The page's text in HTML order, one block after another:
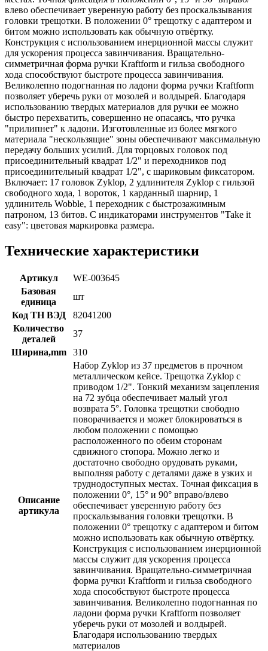
влево обеспечивает уверенную работу без проскальзывания
головки трещотки. В положении 0° трещотку с адаптером и
битом можно использовать как обычную отвёртку.
Конструкция с использованием инерционной массы служит
для ускорения процесса завинчивания. Вращательно-
симметричная форма ручки Kraftform и гильза свободного
хода способствуют быстроте процесса завинчивания.
Великолепно подогнанная по ладони форма ручки Kraftform
позволяет уберечь руки от мозолей и волдырей. Благодаря
использованию твердых материалов для ручки ее можно
быстро перехватить, совершенно не опасаясь, что ручка
"прилипнет" к ладони. Изготовленные из более мягкого
материала "нескользящие" зоны обеспечивают максимальную
передачу больших усилий. Для торцовых головок под
присоединительный квадрат 1/2" и переходников под
присоединительный квадрат 1/2", с шариковым фиксатором.
Включает: 17 головок Zyklop, 2 удлинителя Zyklop с гильзой
свободного хода, 1 вороток, 1 карданный шарнир, 1
удлинитель Wobble, 1 переходник с быстрозажимным
патроном, 13 битов. С индикаторами инструментов "Take it
easy": цветовая маркировка размера.
Технические характеристики
Артикул
WE-003645
Базовая
единица
шт
Код ТН ВЭД
82041200
Количество
деталей
37
Ширина,mm
310
Описание
артикула
Набор Zyklop из 37 предметов в прочном
металлическом кейсе. Трещотка Zyklop с
приводом 1/2". Тонкий механизм зацепления
на 72 зубца обеспечивает малый угол
возврата 5°. Головка трещотки свободно
поворачивается и может блокироваться в
любом положении с помощью
расположенного по обеим сторонам
сдвижного стопора. Можно легко и
достаточно свободно орудовать руками,
выполняя работу с деталями даже в узких и
труднодоступных местах. Точная фиксация в
положении 0°, 15° и 90° вправо/влево
обеспечивает уверенную работу без
проскальзывания головки трещотки. В
положении 0° трещотку с адаптером и битом
можно использовать как обычную отвёртку.
Конструкция с использованием инерционной
массы служит для ускорения процесса
завинчивания. Вращательно-симметричная
форма ручки Kraftform и гильза свободного
хода способствуют быстроте процесса
завинчивания. Великолепно подогнанная по
ладони форма ручки Kraftform позволяет
уберечь руки от мозолей и волдырей.
Благодаря использованию твердых
материалов